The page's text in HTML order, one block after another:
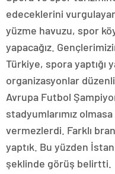
edeceklerini
yüzme havuzu, spor
yapacağız.
Türkiye, spora yaptığı
organizasyonlar
Avrupa Futbol
stadyumlarımız
vermezlerdi. Farklı
yaptık. Bu yüzden
şeklinde görüş belirtti.